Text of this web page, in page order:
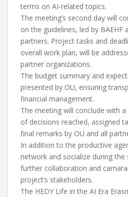
terms on AI-related topics.
The meeting’s second day will
on the guidelines, led by BAEHF
partners. Project tasks and
overall work plan, will be
partner organizations.
The budget summary and
presented by OU, ensuring
financial management.
The meeting will conclude with
of decisions reached, assigned
final remarks by OU and all
In addition to the productive
network and socialize during
further collaboration and
project’s stakeholders.
The HEDY Life in the AI Era